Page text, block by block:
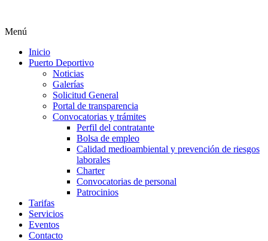
Menú
Inicio
Puerto Deportivo
Noticias
Galerías
Solicitud General
Portal de transparencia
Convocatorias y trámites
Perfil del contratante
Bolsa de empleo
Calidad medioambiental y prevención de riesgos
laborales
Charter
Convocatorias de personal
Patrocinios
Tarifas
Servicios
Eventos
Contacto